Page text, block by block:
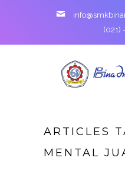
(021)
ARTICLES
MENTAL